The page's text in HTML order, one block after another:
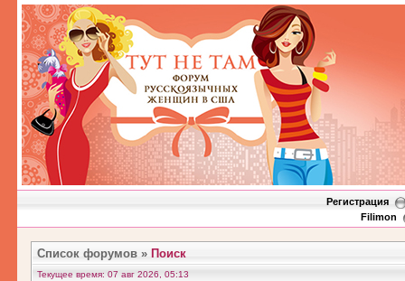
Регистрация
Filimon
Список форумов » Поиск
Текущее время: 07 авг 2026, 05:13